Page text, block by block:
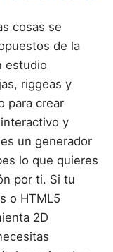
cosas se
de la
estudio
riggeas y
para crear
y
un generador
lo que quieres
por ti. Si tu
o HTML5
2D